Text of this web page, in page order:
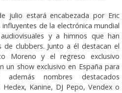
julio estará encabezada por Eric
de la electrónica mundial
y a himnos que han
de clubbers. Junto a él destacan el
Moreno y el regreso exclusivo
un show exclusivo en España para
nombres destacados
Kanine, DJ Pepo, Vendex o